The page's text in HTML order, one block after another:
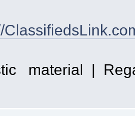
material |